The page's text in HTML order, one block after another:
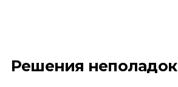
Решения неполадок